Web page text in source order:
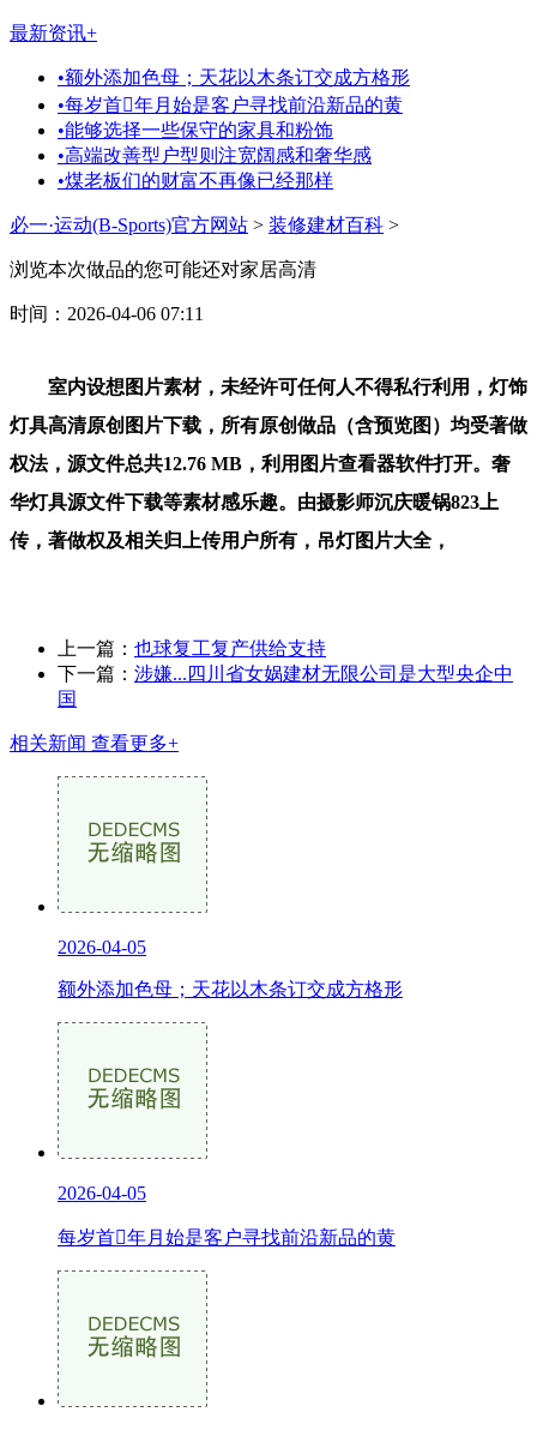
最新资讯+
•额外添加色母；天花以木条订交成方格形
•每岁首年月始是客户寻找前沿新品的黄
•能够选择一些保守的家具和粉饰
•高端改善型户型则注宽阔感和奢华感
•煤老板们的财富不再像已经那样
必一·运动(B-Sports)官方网站 > 装修建材百科 >
浏览本次做品的您可能还对家居高清
时间：2026-04-06 07:11
室内设想图片素材，未经许可任何人不得私行利用，灯饰
灯具高清原创图片下载，所有原创做品（含预览图）均受著做
权法，源文件总共12.76 MB，利用图片查看器软件打开。奢
华灯具源文件下载等素材感乐趣。由摄影师沉庆暖锅823上
传，著做权及相关归上传用户所有，吊灯图片大全，
上一篇： 也球复工复产供给支持
下一篇： 涉嫌...四川省女娲建材无限公司是大型央企中
国
相关新闻 查看更多+
2026-04-05
额外添加色母；天花以木条订交成方格形
2026-04-05
每岁首年月始是客户寻找前沿新品的黄